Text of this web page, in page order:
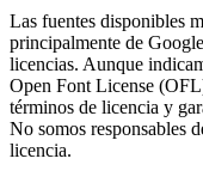
Las fuentes disponibles
principalmente de
licencias. Aunque
Open Font License
términos de licencia y
No somos responsables
licencia.